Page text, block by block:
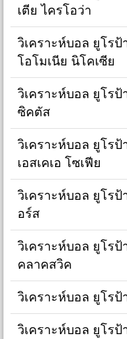
เตีย ไครโอว่า
วิเคราะห์บอล ยูโร
โอโมเนีย นิโคเซีย
วิเคราะห์บอล ยูโรป้
ซิคตัส
วิเคราะห์บอล ยูโร
เอสเคเอ โซเฟีย
วิเคราะห์บอล ยูโรป้
อร์ส
วิเคราะห์บอล ยูโรป้
คลาคสวิค
วิเคราะห์บอล ยูโร
วิเคราะห์บอล ยูโรป้